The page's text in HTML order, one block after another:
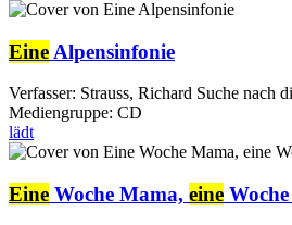
Eine Alpensinfonie
Verfasser: Strauss, Richard Suche nach
Mediengruppe: CD
lädt
Eine Woche Mama, eine